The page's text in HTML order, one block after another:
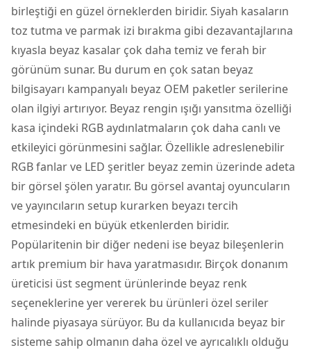
birleştiği en güzel örneklerden biridir. Siyah kasaların
toz tutma ve parmak izi bırakma gibi dezavantajlarına
kıyasla beyaz kasalar çok daha temiz ve ferah bir
görünüm sunar. Bu durum en çok satan beyaz
bilgisayarı kampanyalı beyaz OEM paketler serilerine
olan ilgiyi artırıyor. Beyaz rengin ışığı yansıtma özelliği
kasa içindeki RGB aydınlatmaların çok daha canlı ve
etkileyici görünmesini sağlar. Özellikle adreslenebilir
RGB fanlar ve LED şeritler beyaz zemin üzerinde adeta
bir görsel şölen yaratır. Bu görsel avantaj oyuncuların
ve yayıncıların setup kurarken beyazı tercih
etmesindeki en büyük etkenlerden biridir.
Popülaritenin bir diğer nedeni ise beyaz bileşenlerin
artık premium bir hava yaratmasıdır. Birçok donanım
üreticisi üst segment ürünlerinde beyaz renk
seçeneklerine yer vererek bu ürünleri özel seriler
halinde piyasaya sürüyor. Bu da kullanıcıda beyaz bir
sisteme sahip olmanın daha özel ve ayrıcalıklı olduğu